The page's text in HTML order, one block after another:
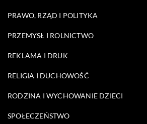
PRAWO, RZĄD I POLITYKA
PRZEMYSŁ I ROLNICTWO
REKLAMA I DRUK
RELIGIA I DUCHOWOŚĆ
RODZINA I WYCHOWANIE DZIECI
SPOŁECZEŃSTWO